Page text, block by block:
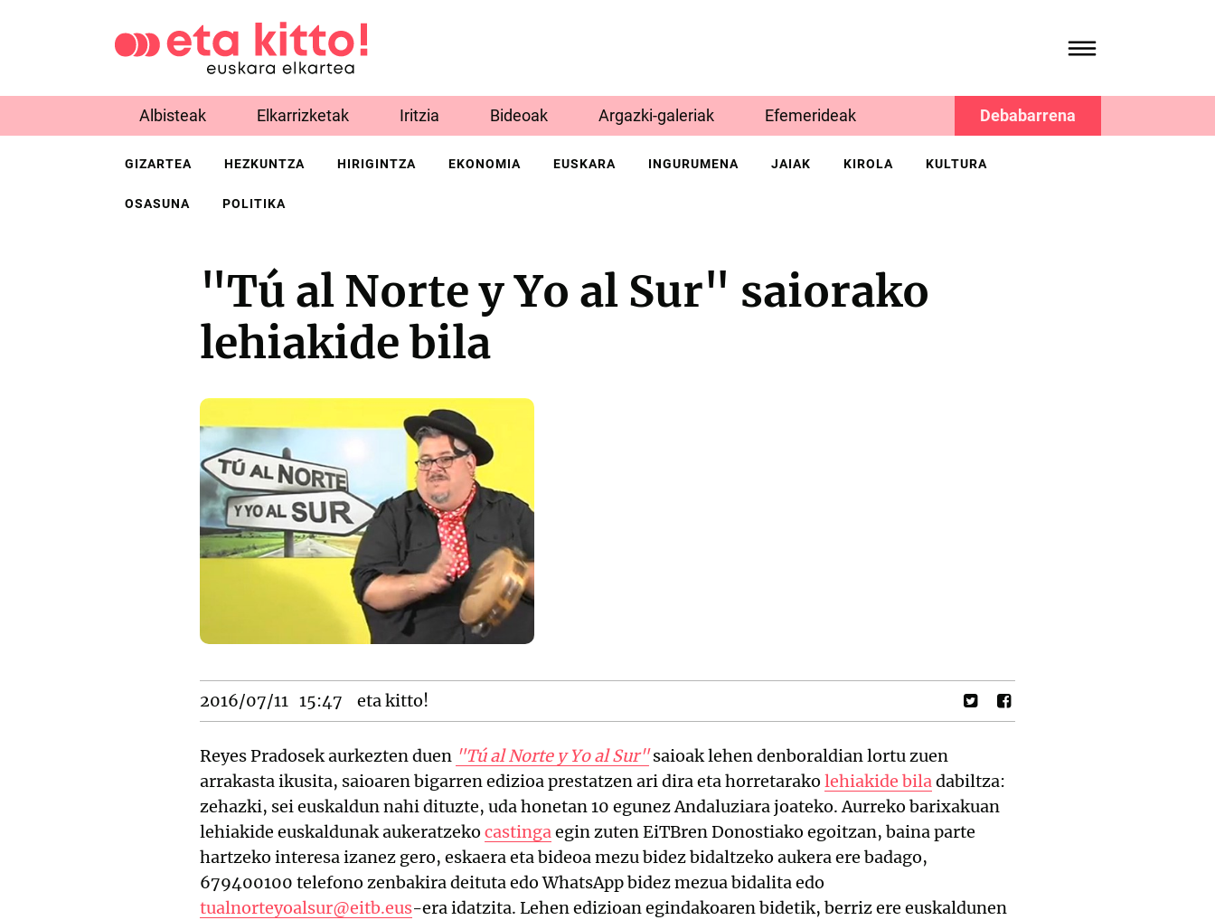
Albisteak Elkarrizketak Iritzia Bideoak Argazki-galeriak Efemerideak Debabarrena
GIZARTEA HEZKUNTZA HIRIGINTZA EKONOMIA EUSKARA INGURUMENA JAIAK KIROLA KULTURA
OSASUNA POLITIKA
"Tú al Norte y Yo al Sur" saiorako
lehiakide bila
2016/07/11 15:47 eta kitto!
Reyes Pradosek aurkezten duen "Tú al Norte y Yo al Sur"saioak lehen denboraldian lortu zuen
arrakasta ikusita, saioaren bigarren edizioa prestatzen ari dira eta horretarako lehiakide biladabiltza:
zehazki, sei euskaldun nahi dituzte, uda honetan 10 egunez Andaluziara joateko. Aurreko barixakuan
lehiakide euskaldunak aukeratzeko castingaegin zuten EiTBren Donostiako egoitzan, baina parte
hartzeko interesa izanez gero, eskaera eta bideoa mezu bidez bidaltzeko aukera ere badago,
679400100 telefono zenbakira deituta edo WhatsApp bidez mezua bidalita edo
tualnorteyoalsur@eitb.eus-era idatzita. Lehen edizioan egindakoaren bidetik, berriz ere euskaldunen